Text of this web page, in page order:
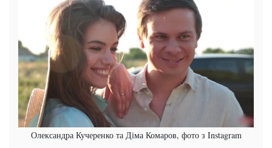
Олександра Кучеренко та Діма Комаров, фото з Instagram